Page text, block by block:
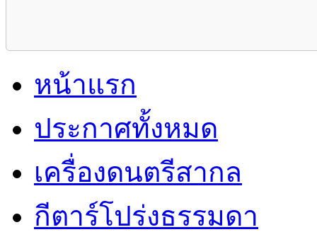
หน้าแรก
ประกาศทั้งหมด
เครื่องดนตรีสากล
กีตาร์โปร่งธรรมดา